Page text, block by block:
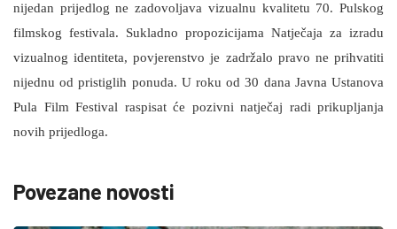
nijedan prijedlog ne zadovoljava vizualnu kvalitetu 70. Pulskog
filmskog festivala. Sukladno propozicijama Natječaja za izradu
vizualnog identiteta, povjerenstvo je zadržalo pravo ne prihvatiti
nijednu od pristiglih ponuda. U roku od 30 dana Javna Ustanova
Pula Film Festival raspisat će pozivni natječaj radi prikupljanja
novih prijedloga.
Povezane novosti